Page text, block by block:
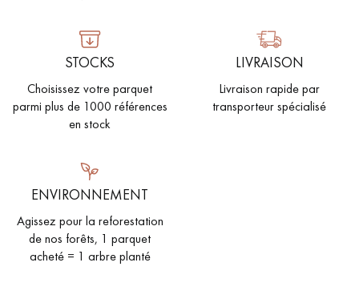
STOCKS
Choisissez votre parquet
parmi plus de 1000 références
en stock
LIVRAISON
Livraison rapide par
transporteur spécialisé
ENVIRONNEMENT
Agissez pour la reforestation
de nos forêts, 1 parquet
acheté = 1 arbre planté